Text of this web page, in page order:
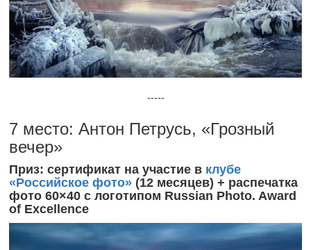
-----
7 место: Антон Петрусь, «Грозный
вечер»
Приз: сертификат на участие в клубе
«Российское фото» (12 месяцев) + распечатка
фото 60×40 с логотипом Russian Photo. Award
of Excellence